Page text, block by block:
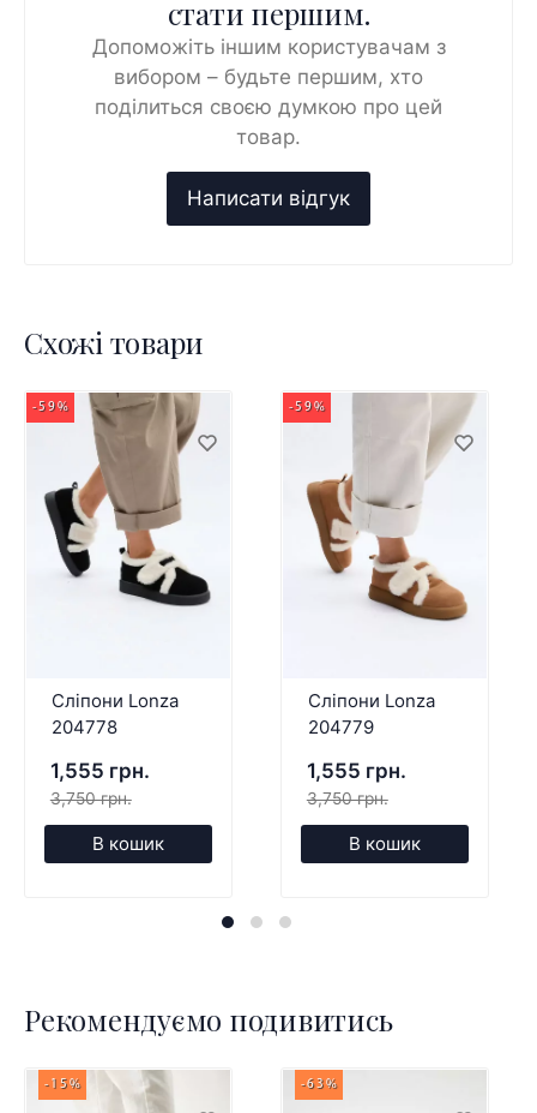
стати першим.
Допоможіть іншим користувачам з
вибором – будьте першим, хто
поділиться своєю думкою про цей
товар.
Схожі товари
-59%
Сліпони Lonza
204778
1,555 грн.
3,750 грн.
В кошик
-59%
Сліпони Lonza
204779
1,555 грн.
3,750 грн.
В кошик
Рекомендуємо подивитись
-15% -63%